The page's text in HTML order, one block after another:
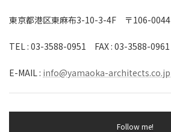
東京都港区東麻布3-10-3-4F 〒106-0044
TEL : 03-3588-0951 FAX : 03-3588-0961
E-MAIL : info@yamaoka-architects.co.jp
Follow me!